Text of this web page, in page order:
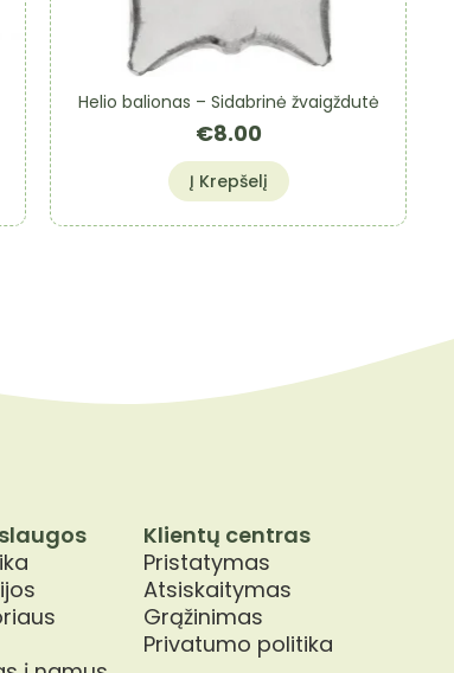
Helio balionas – Sidabrinė žvaigždutė
€8.00
Į Krepšelį
Klientų centras
Pristatymas
Atsiskaitymas
Grąžinimas
Privatumo politika